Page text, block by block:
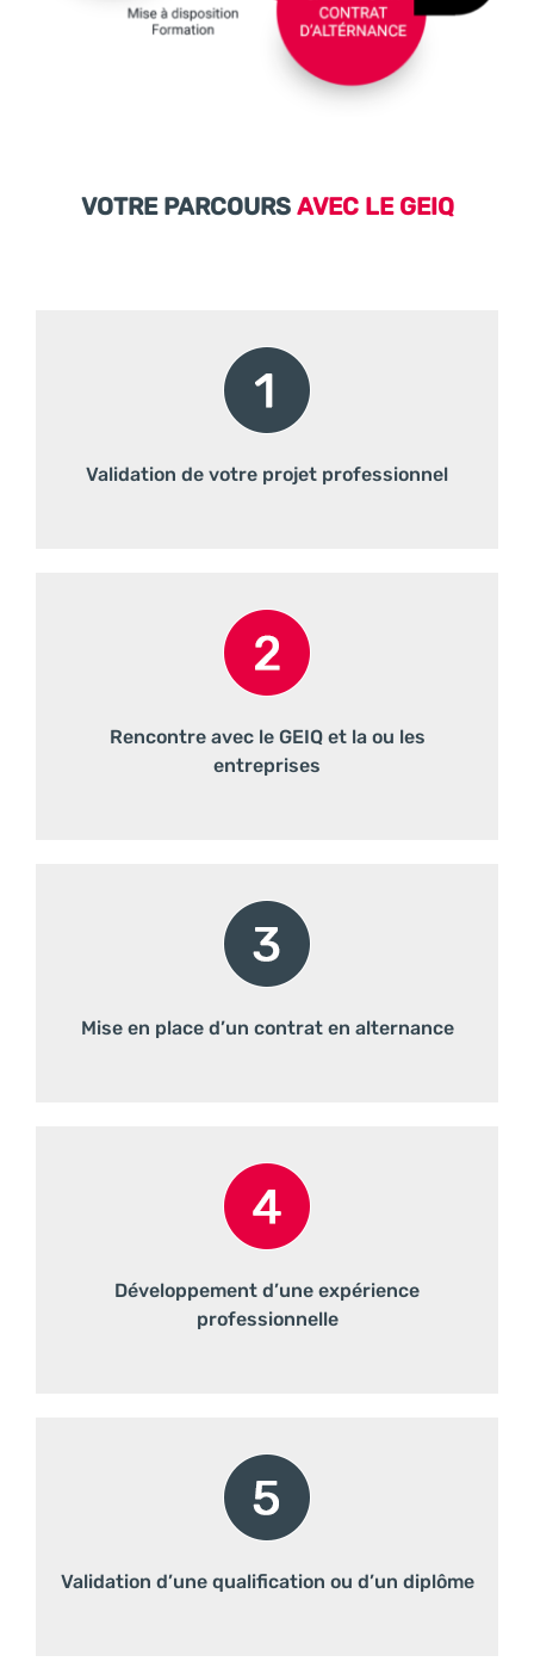
VOTRE PARCOURS AVEC LE GEIQ
Validation de votre projet professionnel
Rencontre avec le GEIQ et la ou les
entreprises
Mise en place d’un contrat en alternance
Développement d’une expérience
professionnelle
Validation d’une qualification ou d’un diplôme